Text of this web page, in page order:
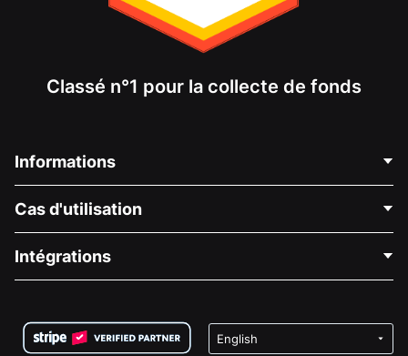
Classé n°1 pour la collecte de fonds
Informations
À propos de nous
Carrières
Confidentialité
Cas d'utilisation
Collecte de fonds médicale
Collecte de fonds caritative
Intégrations
Plugin de don Wix